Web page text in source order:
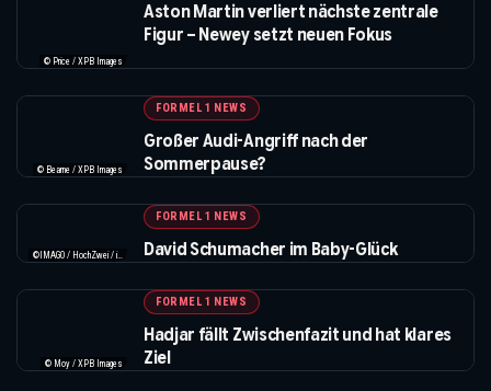
© Price / XPB Images
Aston Martin verliert nächste zentrale
Figur – Newey setzt neuen Fokus
© Bearne / XPB Images
FORMEL 1 NEWS
Großer Audi-Angriff nach der
Sommerpause?
©IMAGO / HochZwei / instagram.com/davidschumacher_official
FORMEL 1 NEWS
David Schumacher im Baby-Glück
© Moy / XPB Images
FORMEL 1 NEWS
Hadjar fällt Zwischenfazit und hat klares
Ziel